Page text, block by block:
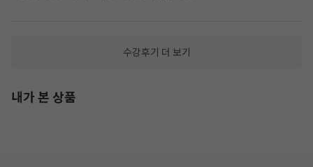
수강후기 더 보기
내가 본 상품